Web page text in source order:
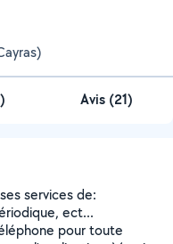
) Avis (21)
services de:
ect...
pour toute